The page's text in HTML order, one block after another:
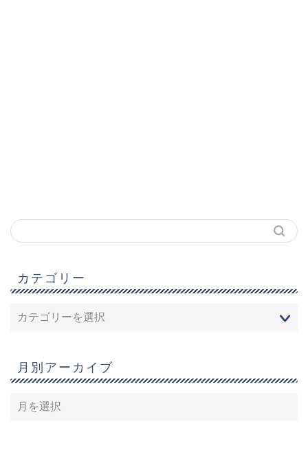
カテゴリー
月別アーカイブ